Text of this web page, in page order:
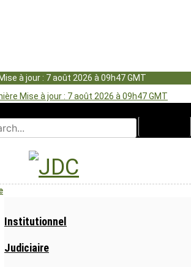
Mise à jour : 7 août 2026 à 09h47 GMT
à jour : 7 août 2026 à 09h47 GMT
Institutionnel
Judiciaire